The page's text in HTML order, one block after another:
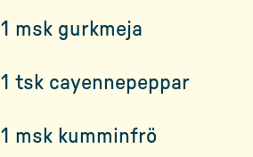
1 msk gurkmeja
1 tsk cayennepeppar
1 msk kumminfrö